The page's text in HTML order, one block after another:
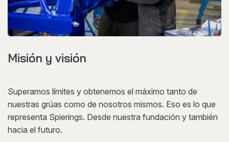
Misión y visión
Superamos límites y obtenemos el máximo tanto de
nuestras grúas como de nosotros mismos. Eso es lo que
representa Spierings. Desde nuestra fundación y también
hacia el futuro.